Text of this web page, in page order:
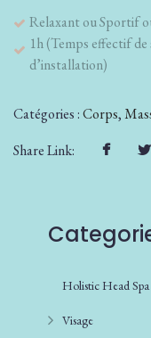
Relaxant ou Sportif
1h (Temps effectif
d’installation)
Catégories :Corps,
Share Link:
Holistic Head Spa
Visage